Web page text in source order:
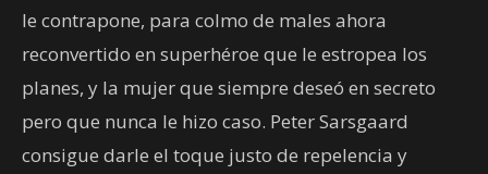
le contrapone, para colmo de males ahora
reconvertido en superhéroe que le estropea los
planes, y la mujer que siempre deseó en secreto
pero que nunca le hizo caso. Peter Sarsgaard
consigue darle el toque justo de repelencia y